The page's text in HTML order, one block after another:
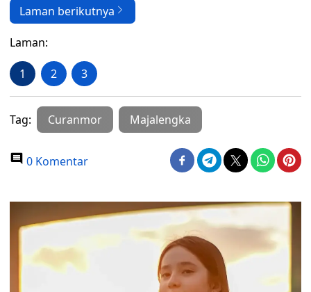
Laman berikutnya
Laman:
1 2 3
Tag: Curanmor Majalengka
0 Komentar